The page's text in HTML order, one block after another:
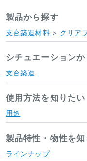
製品から探す
支台築造材料 > クリア
シチュエーションか
支台築造
使用方法を知りたい
用途
製品特性・物性を知
ラインナップ